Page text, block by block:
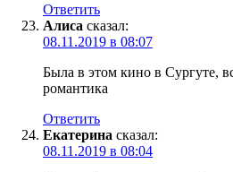
Ответить
Алиса сказал:
08.11.2019 в 08:07
Была в этом кино в Сургуте,
романтика
Ответить
Екатерина сказал:
08.11.2019 в 08:04